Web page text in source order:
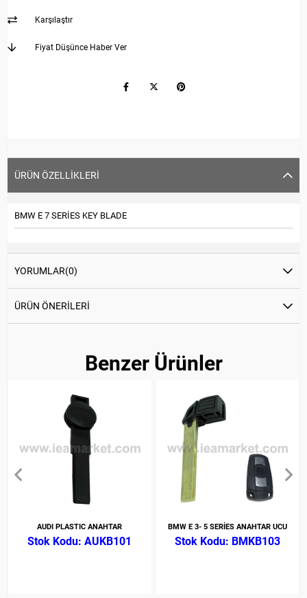
Karşılaştır
Fiyat Düşünce Haber Ver
ÜRÜN ÖZELLIKLERI
BMW E 7 SERİES KEY BLADE
YORUMLAR(0)
ÜRÜN ÖNERILERI
Benzer Ürünler
AUDI PLASTIC ANAHTAR
AUKB101
BMW E 3- 5 SERİES ANAHTAR UCU
BMKB103